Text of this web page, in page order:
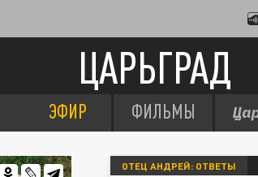
ЦАРЬГРАД
ЭФИР ФИЛЬМЫ
ОТЕЦ АНДРЕЙ: ОТВЕТЫ